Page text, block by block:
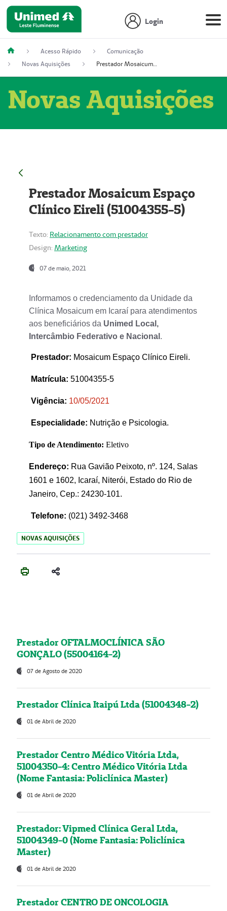
Login
Acesso Rápido
Comunicação
Novas Aquisições
Prestador Mosaicum Espaço Clínico Eireli (51004355-5)
Novas Aquisições
Prestador Mosaicum Espaço
Clínico Eireli (51004355-5)
Texto: Relacionamento com prestador
Design: Marketing
07 de maio, 2021
Informamos o credenciamento da Unidade da
Clínica Mosaicum em Icaraí para atendimentos
aos beneficiários da Unimed Local,
Intercâmbio Federativo e Nacional .
Prestador: Mosaicum Espaço Clínico Eireli.
Matrícula: 51004355-5
Vigência: 10/05/2021
Especialidade: Nutrição e Psicologia.
Tipo de Atendimento: Eletivo
Endereço: Rua Gavião Peixoto, nº. 124, Salas
1601 e 1602, Icaraí, Niterói, Estado do Rio de
Janeiro, Cep.: 24230-101.
Telefone: (021) 3492-3468
NOVAS AQUISIÇÕES
Prestador OFTALMOCLÍNICA SÃO
GONÇALO (55004164-2)
07 de Agosto de 2020
Prestador Clínica Itaipú Ltda (51004348-2)
01 de Abril de 2020
Prestador Centro Médico Vitória Ltda,
51004350-4: Centro Médico Vitória Ltda
(Nome Fantasia: Policlínica Master)
01 de Abril de 2020
Prestador: Vipmed Clínica Geral Ltda,
51004349-0 (Nome Fantasia: Policlínica
Master)
01 de Abril de 2020
Prestador CENTRO DE ONCOLOGIA